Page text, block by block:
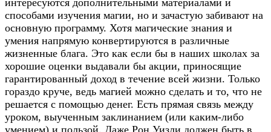
интересуются дополнительными материалами и
способами изучения магии, но и зачастую забивают на
основную программу. Хотя магические знания и
умения напрямую конвертируются в различные
жизненные блага. Это как если бы в наших школах за
хорошие оценки выдавали бы акции, приносящие
гарантированный доход в течение всей жизни. Только
гораздо круче, ведь магией можно сделать и то, что не
решается с помощью денег. Есть прямая связь между
уроком, выученным заклинанием (или каким-либо
умением) и пользой. Даже Рон Уизли должен быть в